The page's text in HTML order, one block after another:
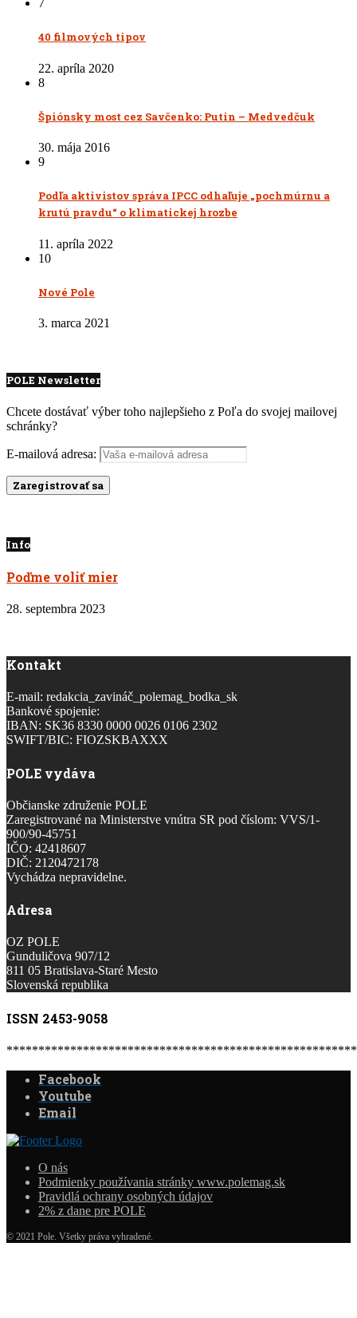
7
40 filmových tipov
22. apríla 2020
8
Špiónsky most cez Savčenko: Putin – Medvedčuk
30. mája 2016
9
Podľa aktivistov správa IPCC odhaľuje „pochmúrnu a
krutú pravdu“ o klimatickej hrozbe
11. apríla 2022
10
Nové Pole
3. marca 2021
POLE Newsletter
Chcete dostávať výber toho najlepšieho z Poľa do svojej mailovej
schránky?
E-mailová adresa:
Info
Poďme voliť mier
28. septembra 2023
Kontakt
E-mail: redakcia_zavináč_polemag_bodka_sk
Bankové spojenie:
IBAN: SK36 8330 0000 0026 0106 2302
SWIFT/BIC: FIOZSKBAXXX
POLE vydáva
Občianske združenie POLE
Zaregistrované na Ministerstve vnútra SR pod číslom: VVS/1-
900/90-45751
IČO: 42418607
DIČ: 2120472178
Vychádza nepravidelne.
Adresa
OZ POLE
Gunduličova 907/12
811 05 Bratislava-Staré Mesto
Slovenská republika
ISSN 2453-9058
Facebook
Youtube
Email
O nás
Podmienky používania stránky www.polemag.sk
Pravidlá ochrany osobných údajov
2% z dane pre POLE
© 2021 Pole. Všetky práva vyhradené.